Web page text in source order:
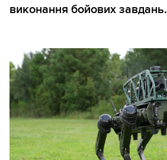
виконання бойових завдань.